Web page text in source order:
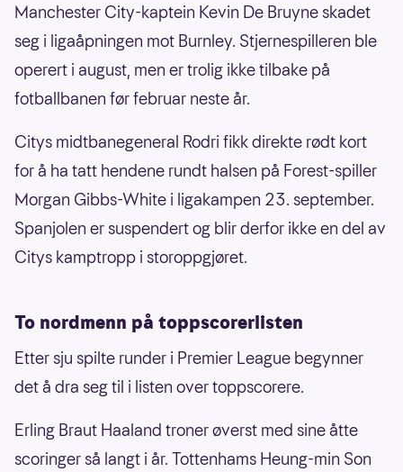
Manchester City-kaptein Kevin De Bruyne skadet
seg i ligaåpningen mot Burnley. Stjernespilleren ble
operert i august, men er trolig ikke tilbake på
fotballbanen før februar neste år.
Citys midtbanegeneral Rodri fikk direkte rødt kort
for å ha tatt hendene rundt halsen på Forest-spiller
Morgan Gibbs-White i ligakampen 23. september.
Spanjolen er suspendert og blir derfor ikke en del av
Citys kamptropp i storoppgjøret.
To nordmenn på toppscorerlisten
Etter sju spilte runder i Premier League begynner
det å dra seg til i listen over toppscorere.
Erling Braut Haaland troner øverst med sine åtte
scoringer så langt i år. Tottenhams Heung-min Son